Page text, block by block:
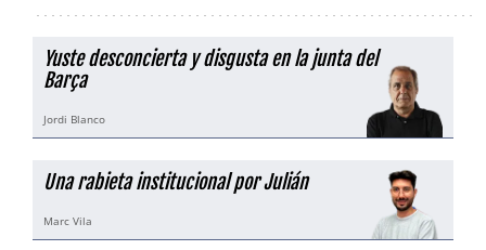
Yuste desconcierta y disgusta en la junta del
Barça
Jordi Blanco
Una rabieta institucional por Julián
Marc Vila